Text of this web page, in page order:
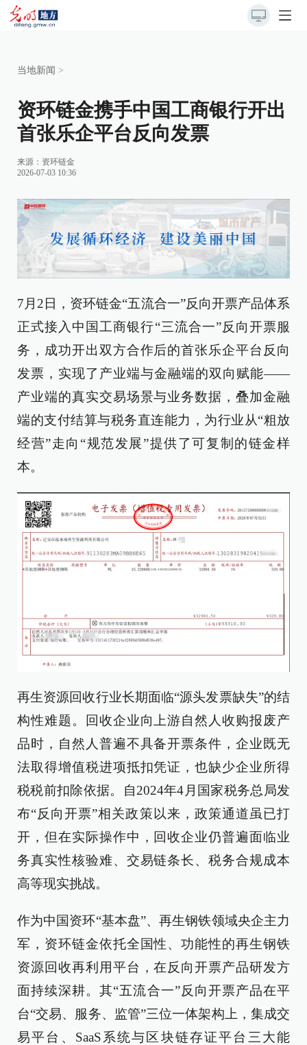
当地新闻 >
资环链金携手中国工商银行开出
首张乐企平台反向发票
来源： 资环链金
2026-07-03 10:36
7月2日，资环链金“五流合一”反向开票产品体系
正式接入中国工商银行“三流合一”反向开票服
务，成功开出双方合作后的首张乐企平台反向
发票，实现了产业端与金融端的双向赋能——
产业端的真实交易场景与业务数据，叠加金融
端的支付结算与税务直连能力，为行业从“粗放
经营”走向“规范发展”提供了可复制的链金样
本。
再生资源回收行业长期面临“源头发票缺失”的结
构性难题。回收企业向上游自然人收购报废产
品时，自然人普遍不具备开票条件，企业既无
法取得增值税进项抵扣凭证，也缺少企业所得
税税前扣除依据。自2024年4月国家税务总局发
布“反向开票”相关政策以来，政策通道虽已打
开，但在实际操作中，回收企业仍普遍面临业
务真实性核验难、交易链条长、税务合规成本
高等现实挑战。
作为中国资环“基本盘”、再生钢铁领域央企主力
军，资环链金依托全国性、功能性的再生钢铁
资源回收再利用平台，在反向开票产品研发方
面持续深耕。其“五流合一”反向开票产品在平
台“交易、服务、监管”三位一体架构上，集成交
易平台、SaaS系统与区块链存证平台三大能